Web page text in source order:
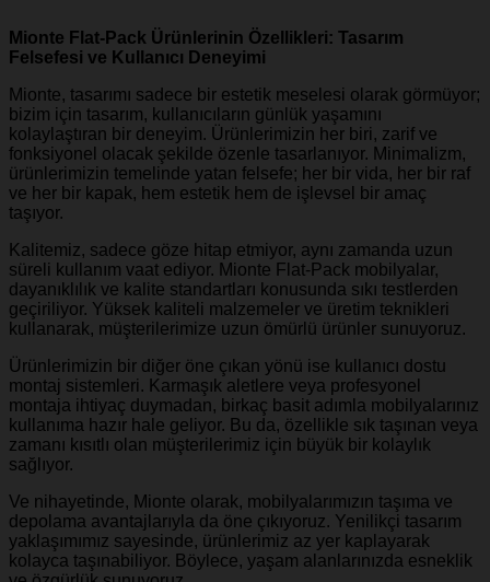
Mionte Flat-Pack Ürünlerinin Özellikleri: Tasarım
Felsefesi ve Kullanıcı Deneyimi
Mionte, tasarımı sadece bir estetik meselesi olarak görmüyor;
bizim için tasarım, kullanıcıların günlük yaşamını
kolaylaştıran bir deneyim. Ürünlerimizin her biri, zarif ve
fonksiyonel olacak şekilde özenle tasarlanıyor. Minimalizm,
ürünlerimizin temelinde yatan felsefe; her bir vida, her bir raf
ve her bir kapak, hem estetik hem de işlevsel bir amaç
taşıyor.
Kalitemiz, sadece göze hitap etmiyor, aynı zamanda uzun
süreli kullanım vaat ediyor. Mionte Flat-Pack mobilyalar,
dayanıklılık ve kalite standartları konusunda sıkı testlerden
geçiriliyor. Yüksek kaliteli malzemeler ve üretim teknikleri
kullanarak, müşterilerimize uzun ömürlü ürünler sunuyoruz.
Ürünlerimizin bir diğer öne çıkan yönü ise kullanıcı dostu
montaj sistemleri. Karmaşık aletlere veya profesyonel
montaja ihtiyaç duymadan, birkaç basit adımla mobilyalarınız
kullanıma hazır hale geliyor. Bu da, özellikle sık taşınan veya
zamanı kısıtlı olan müşterilerimiz için büyük bir kolaylık
sağlıyor.
Ve nihayetinde, Mionte olarak, mobilyalarımızın taşıma ve
depolama avantajlarıyla da öne çıkıyoruz. Yenilikçi tasarım
yaklaşımımız sayesinde, ürünlerimiz az yer kaplayarak
kolayca taşınabiliyor. Böylece, yaşam alanlarınızda esneklik